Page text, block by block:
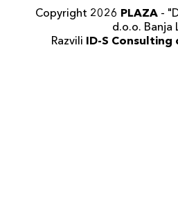
Copyright 2026 PLAZA -
d.o.o. Banja
Razvili ID-S Consulting